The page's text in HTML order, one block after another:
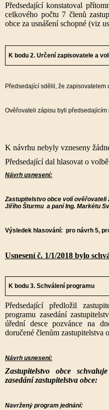
Předsedající konstatoval
celkového počtu 7 členů
obce za usnášení schopné (viz
K bodu 2. Určení zapisovatele a
Předsedající sdělil, že zapisovatelem
Ověřovateli zápisu byli
Ing.
K návrhu nebyly vzneseny
Předsedající dal hlasovat o
Návrh usnesení:
Zastupitelstvo obce volí ověřovateli
Jiřího Šturmu a paní Ing. Markétu
Výsledek hlasování: pro návrh 5,
Usnesení č. 1/1/2018 bylo
K bodu 3. Schválení programu
Předsedající předložil
programu zasedání
úřední desce pozvánce na
doručené členům zastupitelstva
Návrh usnesení:
Zastupitelstvo obce
zasedání zastupitelstva obce:
Navržený program jednání: